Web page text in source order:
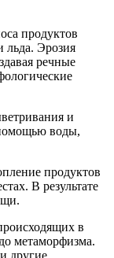
продуктов
льда. Эрозия
речные
и
воды,
продуктов
В результате
в
метаморфизма.
другие